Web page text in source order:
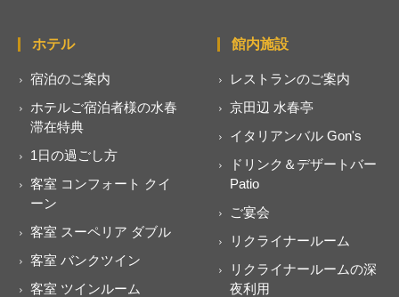
ホテル
宿泊のご案内
ホテルご宿泊者様の水春
滞在特典
1日の過ごし方
客室 コンフォート クイ
ーン
客室 スーペリア ダブル
客室 バンクツイン
客室 ツインルーム
館内施設
レストランのご案内
京田辺 水春亭
イタリアンバル Gon's
ドリンク＆デザートバー
Patio
ご宴会
リクライナールーム
リクライナールームの深
夜利用